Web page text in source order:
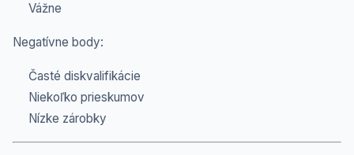
Vážne
Negatívne body:
Časté diskvalifikácie
Niekoľko prieskumov
Nízke zárobky